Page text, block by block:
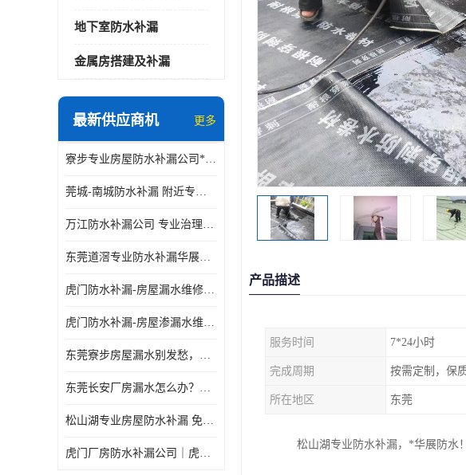
地下室防水补漏
金属房搭建及补漏
最新供应商机 更多
寮步专业房屋防水补漏公司*华展防水，值得信赖的选择
莞城-南城防水补漏 附近专修房屋漏水 免费上门看现场 修不好不收费
万江防水补漏公司 专业治理各项建筑物渗漏水 精准选材 快速止水
东莞道滘专业防水补漏华展防水更专业，及时高效，五年质保
虎门防水补漏-房屋漏水维修 免费上门提供方案 高效解决渗漏水问题
虎门防水补漏-房屋渗漏水维修 免费上门提供方案 验收合格再收费
东莞寮步房屋漏水别发愁，华展防水为您解烦忧！
东莞长安厂房漏水怎么办？华展防水24小时解决渗漏难题
松山湖专业房屋防水补漏 免费上门看现场，快速提供可靠方案
虎门厂房防水补漏公司｜虎门专修厂房渗漏水｜虎门楼面漏水补漏
产品描述
服务时间 7*24小时
完成周期 按需定制，保
所在地区 东莞
松山湖专业防水补漏，*华展防水